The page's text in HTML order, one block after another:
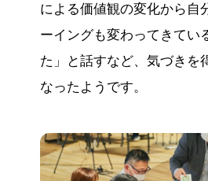
による価値観の変化から自
ーイングも変わってきてい
た」と話すなど、気づきを
なったようです。